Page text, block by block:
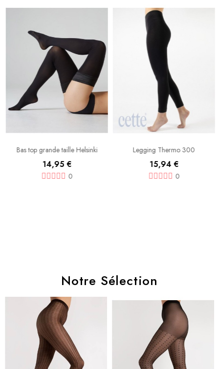
Bas top grande taille Helsinki
14,95 €
0
Legging Thermo 300
15,94 €
0
Notre Sélection